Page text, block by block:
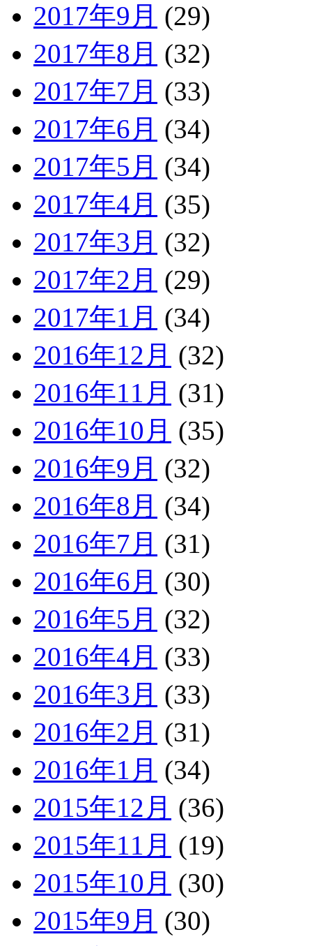
2017年9月 (29)
2017年8月 (32)
2017年7月 (33)
2017年6月 (34)
2017年5月 (34)
2017年4月 (35)
2017年3月 (32)
2017年2月 (29)
2017年1月 (34)
2016年12月 (32)
2016年11月 (31)
2016年10月 (35)
2016年9月 (32)
2016年8月 (34)
2016年7月 (31)
2016年6月 (30)
2016年5月 (32)
2016年4月 (33)
2016年3月 (33)
2016年2月 (31)
2016年1月 (34)
2015年12月 (36)
2015年11月 (19)
2015年10月 (30)
2015年9月 (30)